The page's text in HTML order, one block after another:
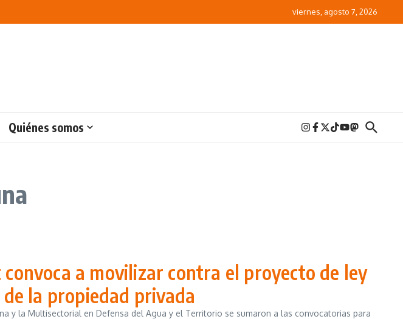
viernes, agosto 7, 2026
Quiénes somos
convoca a movilizar contra el proyecto de ley
la propiedad privada
y la Multisectorial en Defensa del Agua y el Territorio se sumaron a las convocatorias para